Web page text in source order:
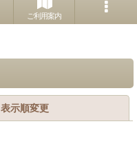
ご利用案内
表示順変更